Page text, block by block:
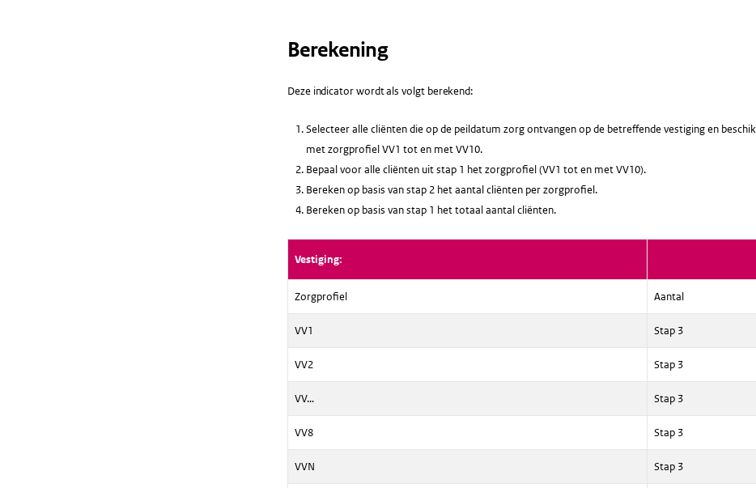
Berekening
Deze indicator wordt als volgt berekend:
Selecteer alle cliënten die op de peildatum zorg ontvangen op de betreffende vestiging en
met zorgprofiel VV1 tot en met VV10.
Bepaal voor alle cliënten uit stap 1 het zorgprofiel (VV1 tot en met VV10).
Bereken op basis van stap 2 het aantal cliënten per zorgprofiel.
Bereken op basis van stap 1 het totaal aantal cliënten.
Vestiging:
Zorgprofiel Aantal
VV1 Stap 3
VV2 Stap 3
VV… Stap 3
VV8 Stap 3
VVN Stap 3